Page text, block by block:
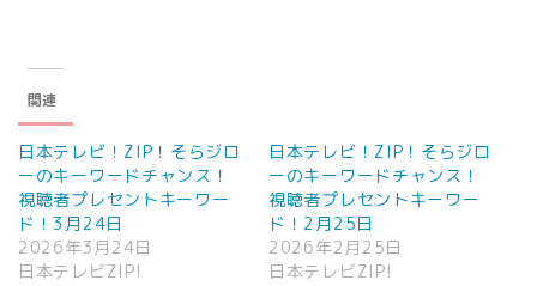
関連
日本テレビ！ZIP！そらジロ
ーのキーワードチャンス！
視聴者プレセントキーワー
ド！3月24日
2026年3月24日
日本テレビZIP!
日本テレビ！ZIP！そらジロ
ーのキーワードチャンス！
視聴者プレセントキーワー
ド！2月25日
2026年2月25日
日本テレビZIP!